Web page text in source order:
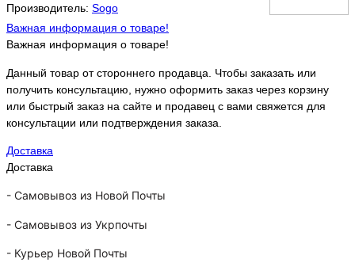
Производитель: Sogo
Важная информация о товаре!
Важная информация о товаре!
Данный товар от стороннего продавца. Чтобы заказать или
получить консультацию, нужно оформить заказ через корзину
или быстрый заказ на сайте и продавец с вами свяжется для
консультации или подтверждения заказа.
Доставка
Доставка
- Самовывоз из Новой Почты
- Самовывоз из Укрпочты
- Курьер Новой Почты